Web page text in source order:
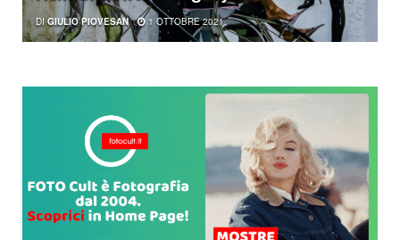
DI GIULIO PIOVESAN 1 OTTOBRE 2021